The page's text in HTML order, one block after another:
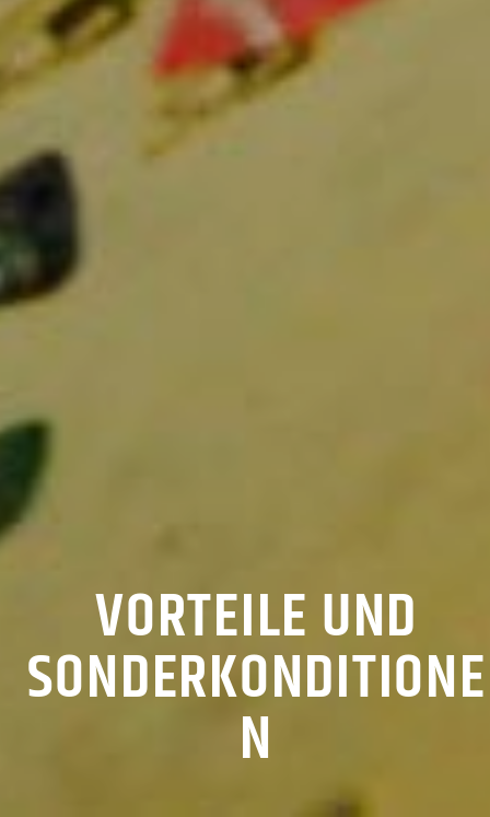
VORTEILE UND
SONDERKONDITIONE
N